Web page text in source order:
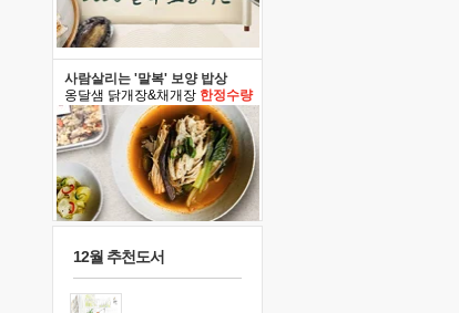
사람살리는 '말복' 보양 밥상
옹달샘 닭개장&채개장 한정수량
12월 추천도서